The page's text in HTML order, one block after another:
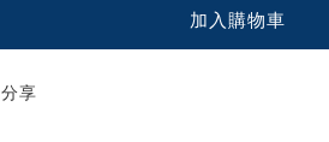
加入購物車
分享